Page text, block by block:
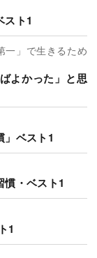
スト1
一」で生きるため
よかった」と思
」ベスト1
慣・ベスト1
1